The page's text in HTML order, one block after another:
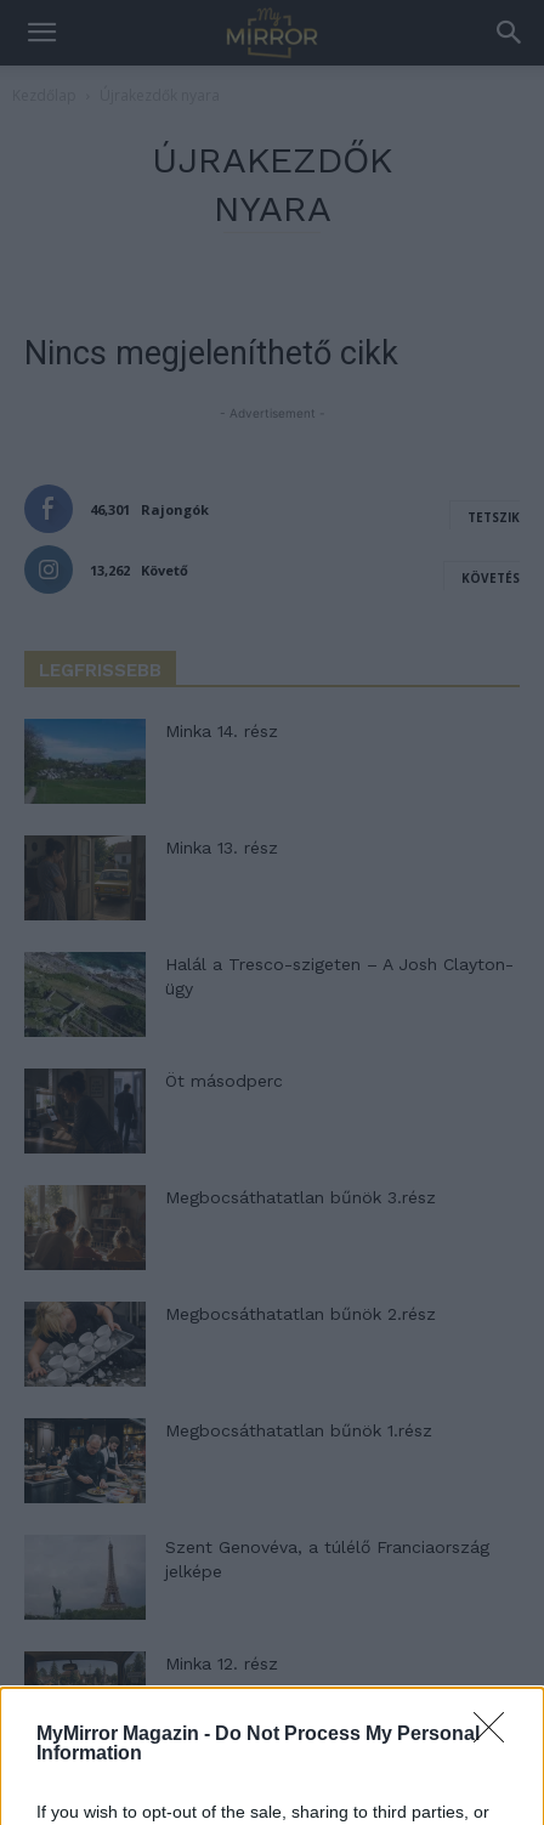
MyMirror Magazin - Do Not Process My Personal
Information
If you wish to opt-out of the sale, sharing to third parties, or
ÚJRAKEZDŐK
NYARA
Nincs megjeleníthető cikk
- Advertisement -
46,301 Rajongók TETSZIK
13,262 Követő KÖVETÉS
LEGFRISSEBB
Minka 14. rész
Minka 13. rész
Halál a Tresco-szigeten – A Josh Clayton-
ügy
Öt másodperc
Megbocsáthatatlan bűnök 3.rész
Megbocsáthatatlan bűnök 2.rész
Megbocsáthatatlan bűnök 1.rész
Szent Genovéva, a túlélő Franciaország
jelképe
Minka 12. rész